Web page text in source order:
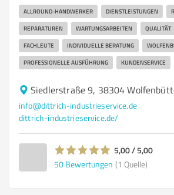
ALLROUND-HANDWERKER DIENSTLEISTUNGEN
REPARATUREN WARTUNGSARBEITEN QUALITÄT
FACHLEUTE INDIVIDUELLE BERATUNG
PROFESSIONELLE AUSFÜHRUNG KUNDENSERVICE
Siedlerstraße 9, 38304
info@dittrich-industrieservice.de
dittrich-industrieservice.de/
5,00 / 5,00
50 Bewertungen (1 Quelle)